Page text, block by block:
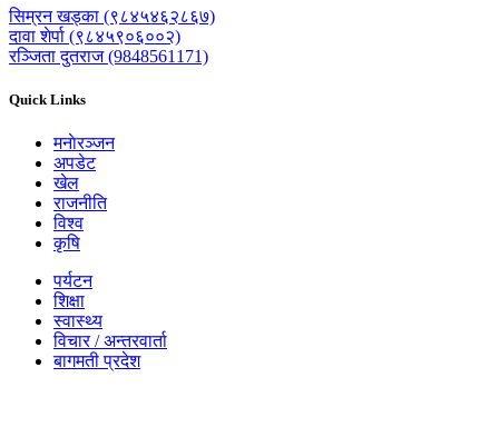
सिम्रन खड्का (९८४५४६२८६७)
दावा शेर्पा (९८४५९०६००२)
रञ्जिता दुतराज (9848561171)
Quick Links
मनाेरञ्जन
अपडेट
खेल
राजनीति
विश्व
कृषि
पर्यटन
शिक्षा
स्वास्थ्य
विचार / अन्तरवार्ता
बागमती प्रदेश